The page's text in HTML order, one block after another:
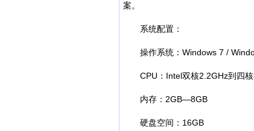
案。
系统配置：
操作系统：Windows 7 /
CPU：Intel双核2.2GHz到四核
内存：2GB—8GB
硬盘空间：16GB